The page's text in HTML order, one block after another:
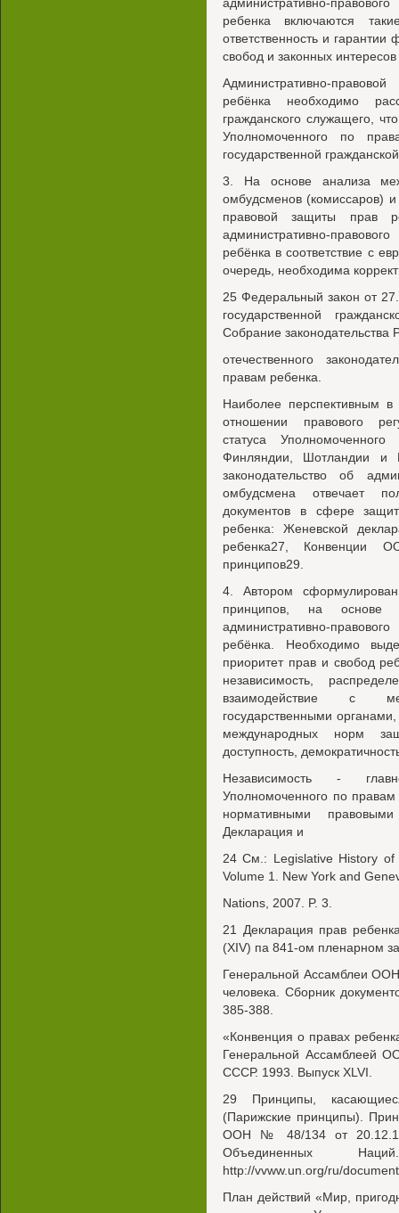
ребенка включаются
ответственность и
свобод и законных
Административно-
ребёнка необходимо
гражданского служащего,
Уполномоченного по
государственной
3. На основе анализа
омбудсменов (комиссаров) и
правовой защиты прав
административно-
ребёнка в соответствие с
очередь, необходима
25 Федеральный закон от
государственной
Собрание
отечественного
правам ребенка.
Наиболее перспективным в
отношении правового
статуса
Финляндии, Шотландии и
законодательство об
омбудсмена отвечает
документов в сфере
ребенка: Женевской
ребенка27, Конвенции
принципов29.
4. Автором
принципов, на основе
административно-
ребёнка. Необходимо
приоритет прав и свобод
независимость,
взаимодействие с
государственными
международных норм
доступность,
Независимость -
Уполномоченного по правам
нормативными
Декларация и
24 См.: Legislative History
Volume 1. New York and
Nations, 2007. P. 3.
21 Декларация прав
(XIV) па 841-ом пленарном
Генеральной Ассамблеи
человека. Сборник
385-388.
«Конвенция о правах
Генеральной Ассамблеей
СССР. 1993. Выпуск XLVI.
29 Принципы,
(Парижские принципы).
ООН № 48/134 от
Объединенных
http://vvww.un.org/ru/
План действий «Мир,